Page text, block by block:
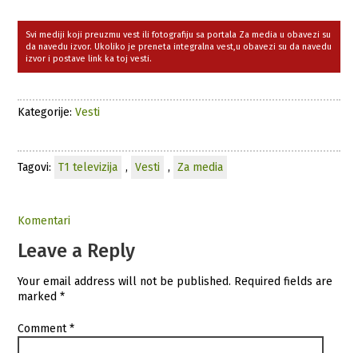
Svi mediji koji preuzmu vest ili fotografiju sa portala Za media u obavezi su
da navedu izvor. Ukoliko je preneta integralna vest,u obavezi su da navedu
izvor i postave link ka toj vesti.
Kategorije:Vesti
Tagovi: T1 televizija , Vesti , Za media
Komentari
Leave a Reply
Your email address will not be published. Required fields are
marked*
Comment*